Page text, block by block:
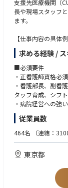
≪柔軟な働き方を
フレックスタイム
フスタイルに合わ
業取得率も80％*
≪成長を続けるため
専門知識を深める
す。
支援先医療機関（
長や現場スタッフ
ます。
【仕事内容の具体例
1. 看護管理・経営改
・ベッドコントロ
けたアドバイス。
・適正な人員配置
昇進昇格に関する
・診療報酬の最大
2. 現場力向上・業
・オペレーション
浴手順の変更等、
・DX推進： 病院
3. 人材育成・組織
求める経験 /
■必須要件
・正看護師資格必須
・看護部長、副看
タッフ育成、シフ
・病院経営への強
感を持って取り組め
・現場の状況を正
・看護部長・副看
・認定看護管理者
・病院機能評価の
・複数の病棟や部
従業員数
464名 （連結：
東京都